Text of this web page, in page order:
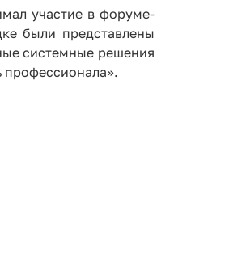
участие в форуме-
были представлены
системные решения